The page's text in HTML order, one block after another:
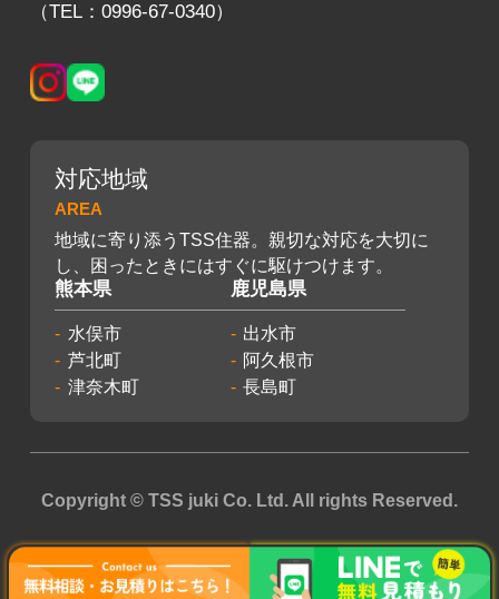
（TEL：0996-67-0340）
対応地域
AREA
地域に寄り添うTSS住器。親切な対応を大切に
し、困ったときにはすぐに駆けつけます。
熊本県
水俣市
芦北町
津奈木町
鹿児島県
出水市
阿久根市
長島町
Copyright © TSS juki Co. Ltd. All rights Reserved.